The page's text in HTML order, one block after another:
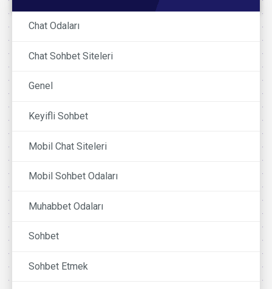
Chat Odaları
Chat Sohbet Siteleri
Genel
Keyifli Sohbet
Mobil Chat Siteleri
Mobil Sohbet Odaları
Muhabbet Odaları
Sohbet
Sohbet Etmek